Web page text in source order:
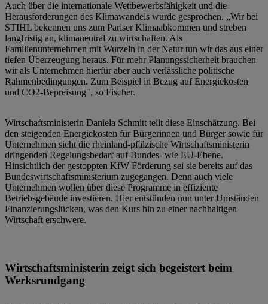
Auch über die internationale Wettbewerbsfähigkeit und die
Herausforderungen des Klimawandels wurde gesprochen. „Wir bei
STIHL bekennen uns zum Pariser Klimaabkommen und streben
langfristig an, klimaneutral zu wirtschaften. Als
Familienunternehmen mit Wurzeln in der Natur tun wir das aus einer
tiefen Überzeugung heraus. Für mehr Planungssicherheit brauchen
wir als Unternehmen hierfür aber auch verlässliche politische
Rahmenbedingungen. Zum Beispiel in Bezug auf Energiekosten
und CO2-Bepreisung", so Fischer.
Wirtschaftsministerin Daniela Schmitt teilt diese Einschätzung. Bei
den steigenden Energiekosten für Bürgerinnen und Bürger sowie für
Unternehmen sieht die rheinland-pfälzische Wirtschaftsministerin
dringenden Regelungsbedarf auf Bundes- wie EU-Ebene.
Hinsichtlich der gestoppten KfW-Förderung sei sie bereits auf das
Bundeswirtschaftsministerium zugegangen. Denn auch viele
Unternehmen wollen über diese Programme in effiziente
Betriebsgebäude investieren. Hier entstünden nun unter Umständen
Finanzierungslücken, was den Kurs hin zu einer nachhaltigen
Wirtschaft erschwere.
Wirtschaftsministerin zeigt sich begeistert beim
Werksrundgang